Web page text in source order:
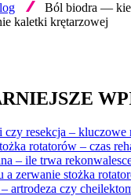
Ból biodra —
kaletki krętarzowej
czy resekcja – kluczowe
rotatorów – czas
– ile trwa
a zerwanie stożka
artrodeza czy